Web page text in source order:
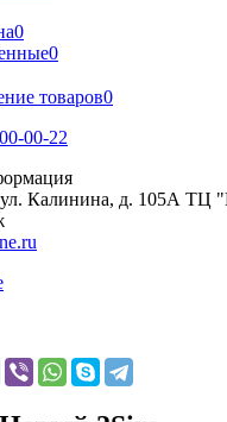
0
0
товаров0
00-22
ул. Калинина, д. 105А